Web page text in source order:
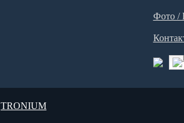
Фото /
TRONIUM